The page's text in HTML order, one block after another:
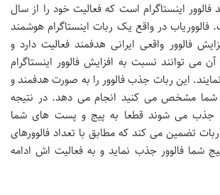
فالوور اینستاگرام است که فعالیت خود را از سال
فالووریاب در واقع یک ربات اینستاگرام هوشمند
فالوور واقعی ایرانی هدفمند فعالیت دارد و
آن می توانند نسبت به افزایش فالوور اینستاگرام
نمایند. این ربات جذب فالوور را به صورت هدفمند و
شما مشخص می کنید انجام می دهد. در نتیجه
که جذب می شوند قطعا به پیج و پست های شما
تضمین می کند که مطابق با تعداد فالوورهای
شما فالوور جذب نماید و به فعالیت اش ادامه